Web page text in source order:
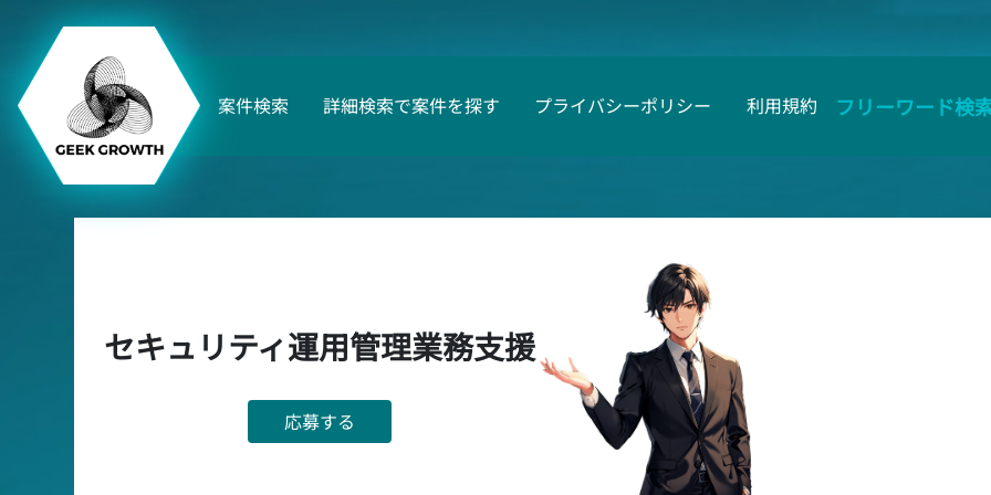
案件検索 詳細検索で案件を探す プライバシーポリシー 利用規約 フリーワード検
セキュリティ運用管理業務支援
応募する